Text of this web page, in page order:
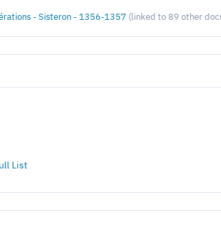
- Sisteron - 1356-1357 (linked to 89 other